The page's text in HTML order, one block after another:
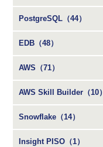
PostgreSQL（44）
EDB（48）
AWS（71）
AWS Skill Builder（10）
Snowflake（14）
Insight PISO（1）